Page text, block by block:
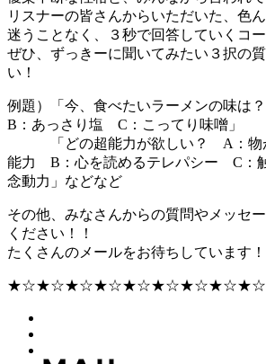
リスナーの皆さんからいただいた、色
迷うことなく、３秒で回答していくコー
ぜひ、ずっきーに聞いてみたい３択の
い！
例題）「今、食べたいラーメンの味
B：あっさり塩 C：こってり味噌」
「どの超能力が欲しい？ A：物が
能力 B：心を読めるテレパシー C：
念動力」などなど
その他、みなさんからの質問やメッセ
ください！！
たくさんのメールをお待ちしています！